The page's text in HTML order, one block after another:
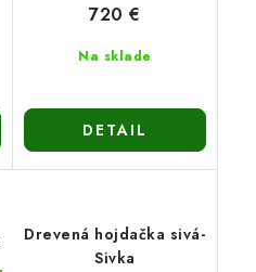
Na sklade
720 €
DETAIL
Drevená hojdačka sivá-
Sivka